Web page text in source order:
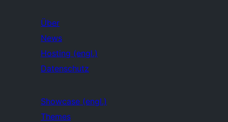
Über
News
Hosting (engl.)
Datenschutz
Showcase (engl.)
Themes